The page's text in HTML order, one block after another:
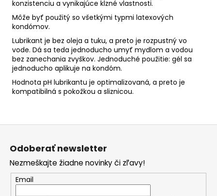
konzistenciu a vynikajúce klzné vlastnosti.
Môže byť použitý so všetkými typmi latexových
kondómov.
Lubrikant je bez oleja a tuku, a preto je rozpustný vo
vode. Dá sa teda jednoducho umyť mydlom a vodou
bez zanechania zvyškov. Jednoduché použitie: gél sa
jednoducho aplikuje na kondóm.
Hodnota pH lubrikantu je optimalizovaná, a preto je
kompatibilná s pokožkou a sliznicou.
Z
Odoberať newsletter
Nezmeškajte žiadne novinky či zľavy!
Email